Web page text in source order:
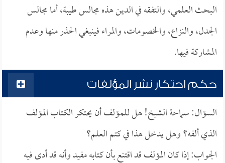
البحث العلمي، والتفقه في الدين هذه مجالس طيبة، أما مجالس
الجدل، والنزاع، والخصومات، والمراء فينبغي الحذر منها وعدم
المشاركة فيها.
حكم احتكار نشر المؤلفات
السؤال: سماحة الشيخ! هل للمؤلف أن يحتكر الكتاب المؤلف
الذي ألفه؟ وهل يدخل هذا في كتم العلم؟
الجواب: إذا كان المؤلف قد اقتنع بأن كتابه مفيد وأنه قد أدى فيه